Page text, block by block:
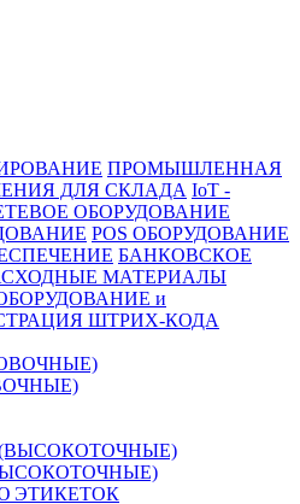
ПРОМЫШЛЕННАЯ
ДЛЯ СКЛАДА IoT -
ОБОРУДОВАНИЕ
POS ОБОРУДОВАНИЕ
БАНКОВСКОЕ
МАТЕРИАЛЫ
и
ШТРИХ-КОДА